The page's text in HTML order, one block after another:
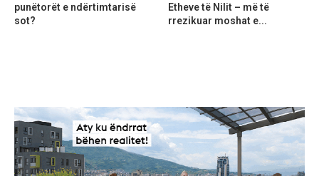
punëtorët e ndërtimtarisë
sot?
Etheve të Nilit – më të
rrezikuar moshat e...